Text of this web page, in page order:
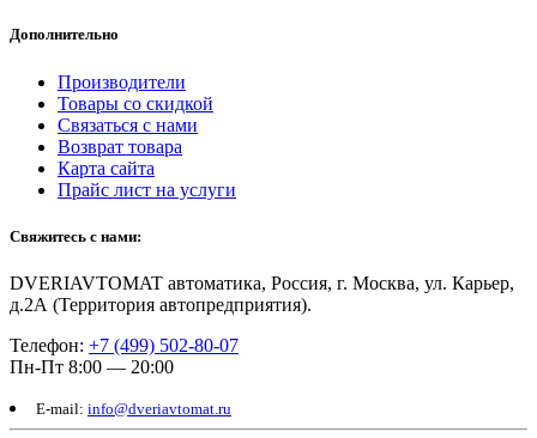
Дополнительно
Производители
Товары со скидкой
Связаться с нами
Возврат товара
Карта сайта
Прайс лист на услуги
Свяжитесь с нами:
DVERIAVTOMAT автоматика, Россия, г. Москва, ул. Карьер,
д.2А (Территория автопредприятия).
Телефон: +7 (499) 502-80-07
Пн-Пт 8:00 — 20:00
E-mail: info@dveriavtomat.ru